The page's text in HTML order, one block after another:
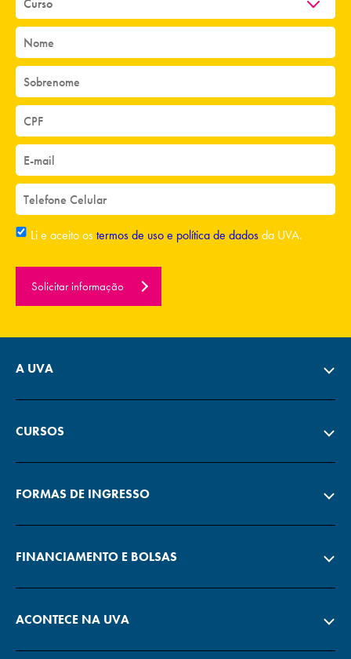
Li e aceito ostermos de uso e política de dadosda UVA.
Solicitar informação
A UVA
CURSOS
FORMAS DE INGRESSO
FINANCIAMENTO E BOLSAS
ACONTECE NA UVA